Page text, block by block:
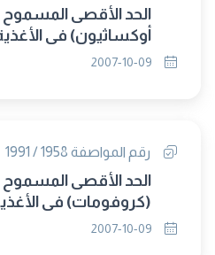
الحد الأقصى المسموح
أوكساثيون) فى
رقم المواصفة 1958 / 1991
الحد الأقصى المسموح
(كروفومات) فى